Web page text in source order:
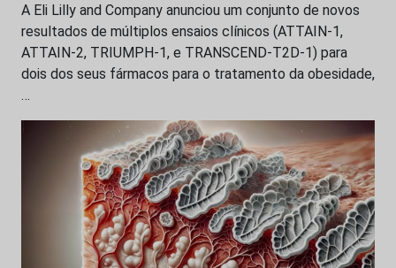
A Eli Lilly and Company anunciou um conjunto de novos
resultados de múltiplos ensaios clínicos (ATTAIN-1,
ATTAIN-2, TRIUMPH-1, e TRANSCEND-T2D-1) para
dois dos seus fármacos para o tratamento da obesidade,
…